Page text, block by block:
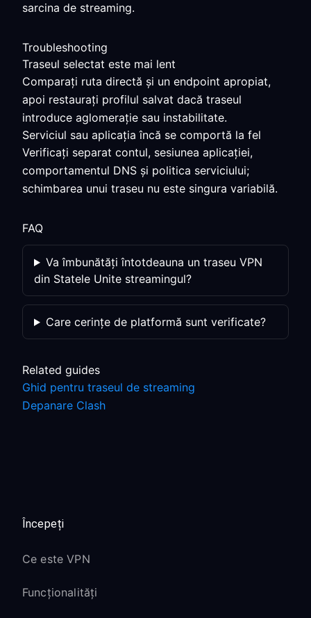
sarcina de streaming.
Troubleshooting
Traseul selectat este mai lent
Comparați ruta directă și un endpoint apropiat,
apoi restaurați profilul salvat dacă traseul
introduce aglomerație sau instabilitate.
Serviciul sau aplicația încă se comportă la fel
Verificați separat contul, sesiunea aplicației,
comportamentul DNS și politica serviciului;
schimbarea unui traseu nu este singura variabilă.
FAQ
Va îmbunătăți întotdeauna un traseu VPN
din Statele Unite streamingul?
Care cerințe de platformă sunt verificate?
Related guides
Ghid pentru traseul de streaming
Depanare Clash
Începeți
Ce este VPN
Funcționalități